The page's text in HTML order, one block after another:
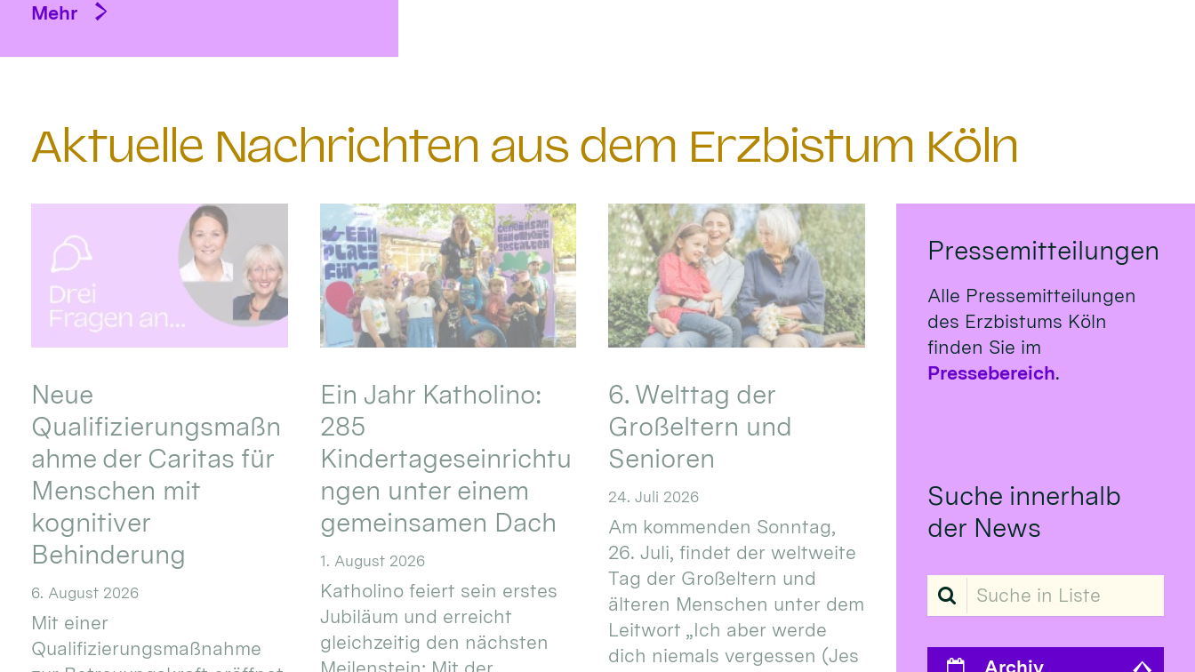
Mehr
Aktuelle Nachrichten aus dem Erzbistum Köln
Neue
Qualifizierungsmaßn
ahme der Caritas für
Menschen mit
kognitiver
Behinderung
6. August 2026
Mit einer
Qualifizierungsmaßnahme
Ein Jahr Katholino:
285
Kindertageseinrichtu
ngen unter einem
gemeinsamen Dach
1. August 2026
Katholino feiert sein erstes
Jubiläum und erreicht
gleichzeitig den nächsten
Meilenstein: Mit der
6. Welttag der
Großeltern und
Senioren
24. Juli 2026
Am kommenden Sonntag,
26. Juli, findet der weltweite
Tag der Großeltern und
älteren Menschen unter dem
Leitwort „Ich aber werde
dich niemals vergessen (Jes
Pressemitteilungen
Alle Pressemitteilungen
des Erzbistums Köln
finden Sie im
Pressebereich.
Suche innerhalb
der News
Suche in Liste
Archiv